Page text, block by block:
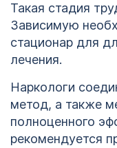
Такая стадия
Зависимую
стационар для
лечения.
Наркологи
метод, а также
полноценного
рекомендуется